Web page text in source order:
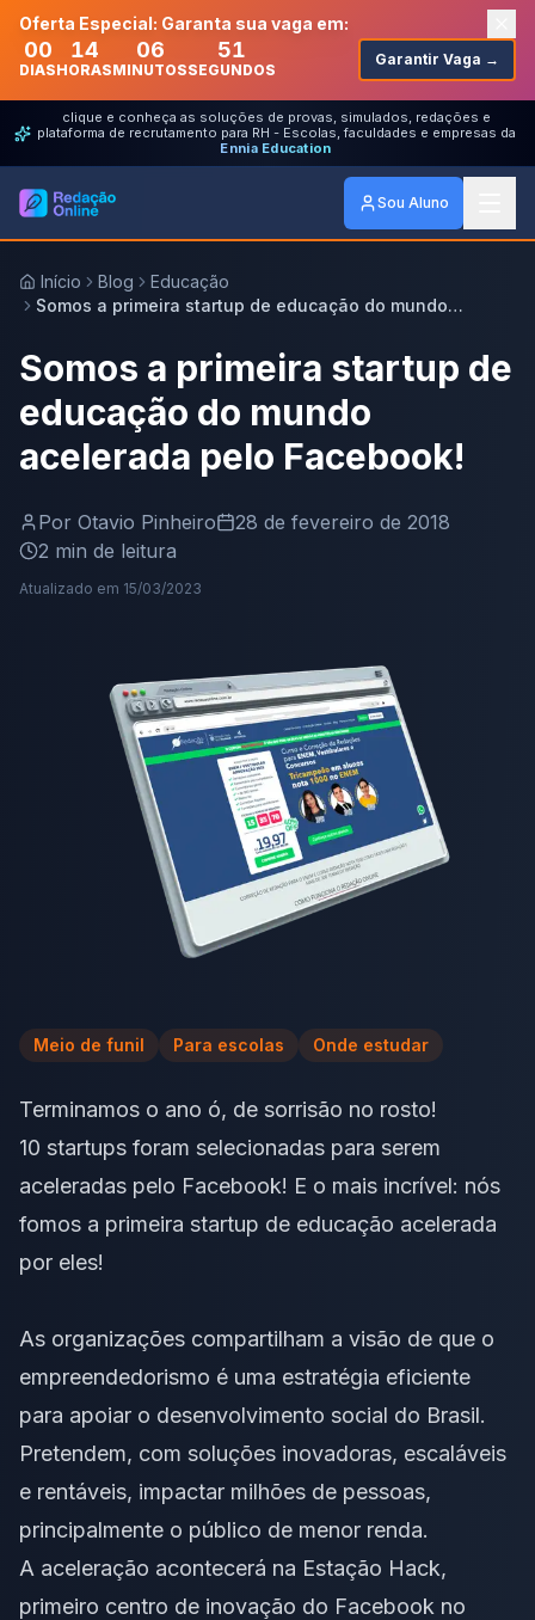
Oferta Especial: Garanta sua vaga em:
00
DIAS
14
HORAS
06
MINUTOS
51
SEGUNDOS
Garantir Vaga →
clique e conheça as soluções de provas, simulados, redações e
plataforma de recrutamento para RH - Escolas, faculdades e empresas da
Ennia Education
Sou Aluno
Início Blog
Educação
Somos a primeira startup de educação do mundo
Somos a primeira startup de
educação do mundo
acelerada pelo Facebook!
Por Otavio Pinheiro
28 de fevereiro de 2018
2 min de leitura
Atualizado em 15/03/2023
Meio de funil Para escolas Onde estudar
Terminamos o ano ó, de sorrisão no rosto!
10 startups foram selecionadas para serem
aceleradas pelo Facebook! E o mais incrível: nós
fomos a primeira startup de educação acelerada
por eles!
As organizações compartilham a visão de que o
empreendedorismo é uma estratégia eficiente
para apoiar o desenvolvimento social do Brasil.
Pretendem, com soluções inovadoras, escaláveis
e rentáveis, impactar milhões de pessoas,
principalmente o público de menor renda.
A aceleração acontecerá na Estação Hack,
primeiro centro de inovação do Facebook no